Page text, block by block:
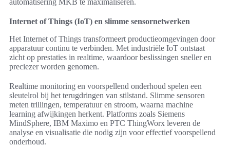
automatisering MKB te maximaliseren.
Internet of Things (IoT) en slimme sensornetwerken
Het Internet of Things transformeert productieomgevingen door
apparatuur continu te verbinden. Met industriële IoT ontstaat
zicht op prestaties in realtime, waardoor beslissingen sneller en
preciezer worden genomen.
Realtime monitoring en voorspellend onderhoud spelen een
sleutelrol bij het terugdringen van stilstand. Slimme sensoren
meten trillingen, temperatuur en stroom, waarna machine
learning afwijkingen herkent. Platforms zoals Siemens
MindSphere, IBM Maximo en PTC ThingWorx leveren de
analyse en visualisatie die nodig zijn voor effectief voorspellend
onderhoud.